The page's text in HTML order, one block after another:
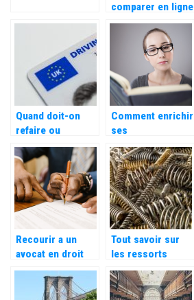
comparer en ligne
avant d’acheter
Quand doit-on
refaire ou
modifier une
carte grise ?
Comment enrichir
ses
connaissances en
tant
qu’entrepreneur ?
Recourir a un
avocat en droit
des affaires : quel
interet ?
Tout savoir sur
les ressorts
utilisés dans le
secteur industriel